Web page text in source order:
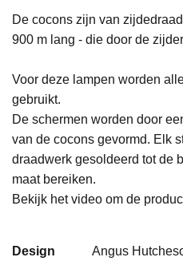
De cocons zijn van
900 m lang - die door de
Voor deze lampen worden
gebruikt.
De schermen worden door
van de cocons gevormd. Elk
draadwerk gesoldeerd tot de
maat bereiken.
Bekijk het video om de
Design Angus